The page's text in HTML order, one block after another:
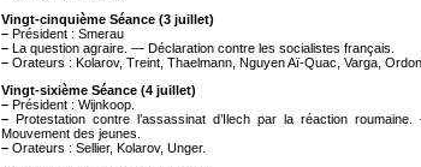
Vingt-cinquième Séance (3 juillet)
– Président : Smerau
– La question agraire. — Déclaration contre les socialistes français.
– Orateurs : Kolarov, Treint, Thaelmann, Nguyen Aï-Quac, Varga,
Vingt-sixième Séance (4 juillet)
– Président : Wijnkoop.
– Protestation contre l’assassinat d’Ilech par la réaction
Mouvement des jeunes.
– Orateurs : Sellier, Kolarov, Unger.